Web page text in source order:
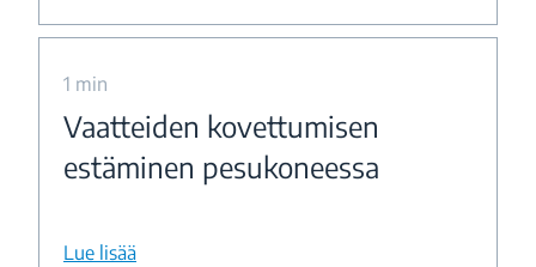
1 min
Vaatteiden kovettumisen
estäminen pesukoneessa
Lue lisää